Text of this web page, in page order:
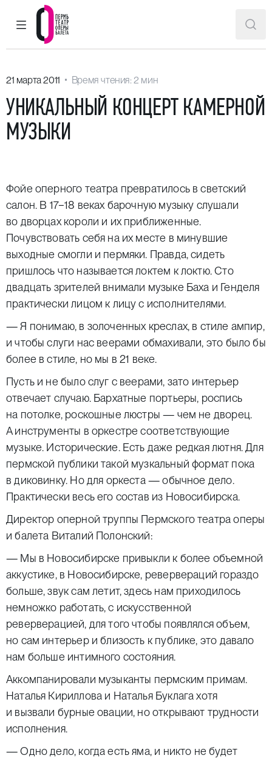
ГЛАВНОЕ МЕНЮ
Пермский театр оперы и балета
21 марта 2011 Время чтения: 2 мин
УНИКАЛЬНЫЙ КОНЦЕРТ КАМЕРНОЙ
МУЗЫКИ
Фойе оперного театра превратилось в светский
салон. В 17−18 веках барочную музыку слушали
во дворцах короли и их приближенные.
Почувствовать себя на их месте в минувшие
выходные смогли и пермяки. Правда, сидеть
пришлось что называется локтем к локтю. Сто
двадцать зрителей внимали музыке Баха и Генделя
практически лицом к лицу с исполнителями.
— Я понимаю, в золоченных креслах, в стиле ампир,
и чтобы слуги нас веерами обмахивали, это было бы
более в стиле, но мы в 21 веке.
Пусть и не было слуг с веерами, зато интерьер
отвечает случаю. Бархатные портьеры, роспись
на потолке, роскошные люстры — чем не дворец.
А инструменты в оркестре соответствующие
музыке. Исторические. Есть даже редкая лютня. Для
пермской публики такой музкальный формат пока
в диковинку. Но для оркеста — обычное дело.
Практически весь его состав из Новосибирска.
Директор оперной труппы Пермского театра оперы
и балета Виталий Полонский:
— Мы в Новосибирске привыкли к более объемной
аккустике, в Новосибирске, ревервераций гораздо
больше, звук сам летит, здесь нам приходилось
немножко работать, с искусственной
реверверацией, для того чтобы появлялся объем,
но сам интерьер и близость к публике, это давало
нам больше интимного состояния.
Аккомпанировали музыканты пермским примам.
Наталья Кириллова и Наталья Буклага хотя
и вызвали бурные овации, но открывают трудности
исполнения.
— Одно дело, когда есть яма, и никто не будет